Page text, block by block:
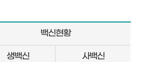
백신현황
생백신 사백신